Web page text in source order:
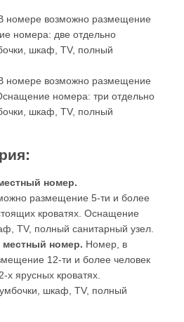
номере возможно размещение
номера: две отдельно
шкаф, TV, полный
номере возможно размещение
номера: три отдельно
шкаф, TV, полный
номер.
размещение 5-ти и более
кроватях. Оснащение
TV, полный санитарный узел.
местный номер. Номер, в
12-ти и более человек
х ярусных кроватях.
шкаф, TV, полный